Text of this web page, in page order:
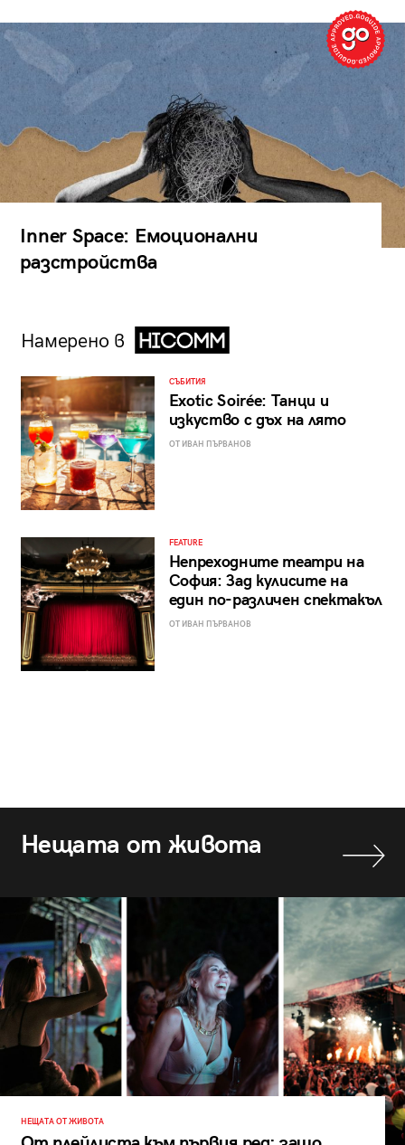
Inner Space: Емоционални
разстройства
Намерено в
СЪБИТИЯ
Exotic Soirée: Танци и
изкуство с дъх на лято
ОТ ИВАН ПЪРВАНОВ
FEATURE
Непреходните театри на
София: Зад кулисите на
един по-различен спектакъл
ОТ ИВАН ПЪРВАНОВ
Нещата от живота
НЕЩАТА ОТ ЖИВОТА